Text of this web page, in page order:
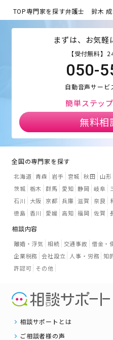
TOP専門家を探す弁護士 鈴木 成
まずは、お気軽
【受付無料】
050-
自動音声サービ
簡単ステッ
無料相
全国の専門家を探す
北海道 青森 岩手 宮城 秋田 山形
茨城 栃木 群馬 愛知 静岡 岐阜
石川
大阪 京都 兵庫 滋賀 奈良
徳島 香川 愛媛 高知 福岡 佐賀
相談内容
離婚・浮気 相続 交通事故 借金・
企業税務 会社設立 人事・労務 知
許認可 その他
相談サポートとは
ご相談者様の声